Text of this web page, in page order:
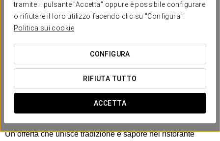
tramite il pulsante "Accetta" oppure è possibile configurare
o rifiutare il loro utilizzo facendo clic su "Configura".
Politica sui cookie
CONFIGURA
RIFIUTA TUTTO
ACCETTA
30 € a persona al giorno
Esperienza gastronomica a Km 0
Sapori locali, ingredienti a chilometro zero e ricette che
rendono omaggio al territorio.
All’Exe Boston abbiamo creatoquesta esperienza
con prodotti locali selezionati con cura per
offrirti una cena con un’identità unica.
Un’offerta che unisce tradizione e sapore nel ristorante